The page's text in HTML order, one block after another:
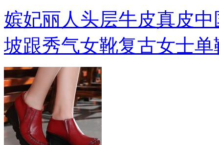
嫔妃丽人头层牛皮真皮
坡跟秀气女靴复古女士